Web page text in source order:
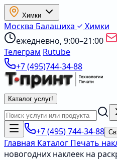
Химки
Москва Балашиха
Химки
ежедневно, 9:00–21:00
Телеграм Rutube
+7 (495)744-34-88
Каталог услуг!
+7 (495) 744-34-88
Главная Каталог Печать
новогодних наклеек на